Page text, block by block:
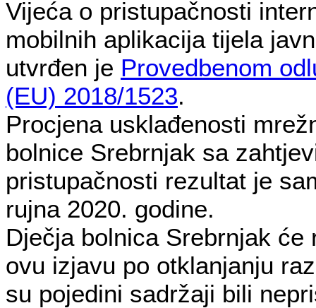
Vijeća o pristupačnosti
mobilnih aplikacija tijela
utvrđen je Provedbenom
(EU) 2018/1523.
Procjena usklađenosti
bolnice Srebrnjak sa
pristupačnosti rezultat je
rujna 2020. godine.
Dječja bolnica Srebrnjak će
ovu izjavu po otklanjanju
su pojedini sadržaji bili